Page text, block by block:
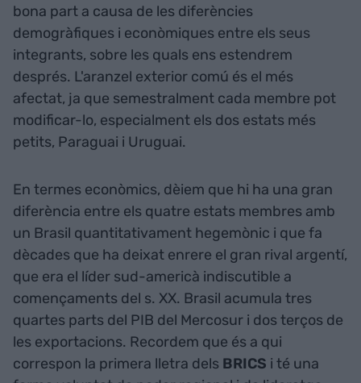
bona part a causa de les diferències
demogràfiques i econòmiques entre els seus
integrants, sobre les quals ens estendrem
després. L'aranzel exterior comú és el més
afectat, ja que semestralment cada membre pot
modificar-lo, especialment els dos estats més
petits, Paraguai i Uruguai.
En termes econòmics, dèiem que hi ha una gran
diferència entre els quatre estats membres amb
un Brasil quantitativament hegemònic i que fa
dècades que ha deixat enrere el gran rival argentí,
que era el líder sud-americà indiscutible a
començaments del s. XX. Brasil acumula tres
quartes parts del PIB del Mercosur i dos terços de
les exportacions. Recordem que és a qui
correspon la primera lletra dels BRICS i té una